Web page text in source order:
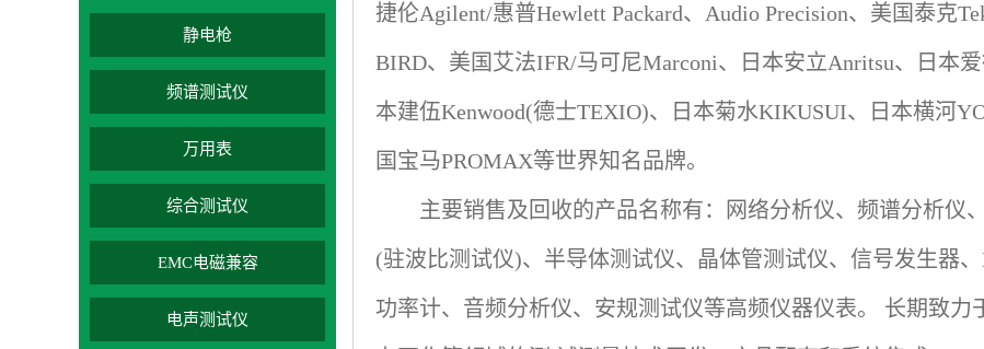
静电枪
频谱测试仪
万用表
综合测试仪
EMC电磁兼容
电声测试仪
捷伦Agilent/惠普Hewlett Packard、 Audio Precision、美国泰克
BIRD、美国艾法IFR/马可尼Marconi、日本安立Anritsu、日本
本建伍Kenwood(德士TEXIO)、日本菊水KIKUSUI、日本横河
国宝马PROMAX等世界知名品牌。
主要销售及回收的产品名称有：网络分析仪、频谱分析仪、
(驻波比测试仪)、半导体测试仪、晶体管测试仪、信号发生器、
功率计、音频分析仪、安规测试仪等高频仪器仪表。 长期致